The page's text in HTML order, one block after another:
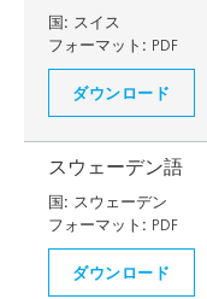
国: スイス
フォーマット: PDF
ダウンロード
スウェーデン語
国: スウェーデン
フォーマット: PDF
ダウンロード